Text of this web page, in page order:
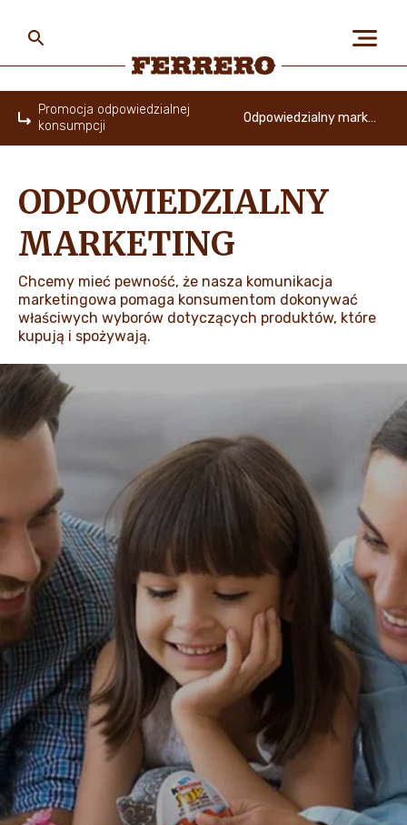
O NAS
LUDZIE I PLANETA
NASZE MARKI I PRODUKTY
AKTUALNOŚCI I MEDIA
main
content
Home
Promocja odpowiedzialnej
konsumpcji
Odpowiedzialny marketing
ODPOWIEDZIALNY
MARKETING
Chcemy mieć pewność, że nasza komunikacja
marketingowa pomaga konsumentom dokonywać
właściwych wyborów dotyczących produktów, które
kupują i spożywają.